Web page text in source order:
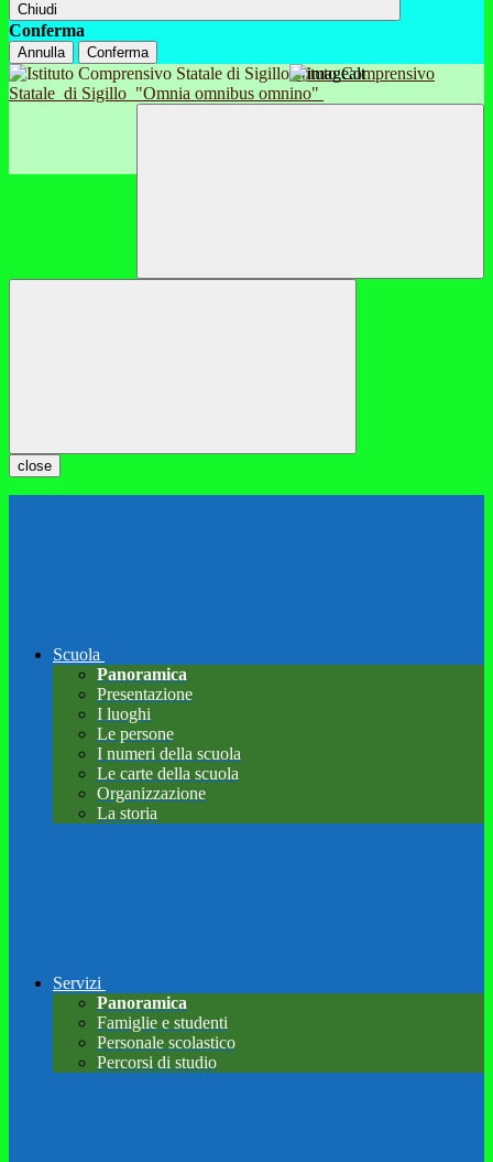
Chiudi
Conferma
Annulla Conferma
Istituto Comprensivo
Statale di Sigillo "Omnia omnibus omnino"
close
Scuola
Panoramica
Presentazione
I luoghi
Le persone
I numeri della scuola
Le carte della scuola
Organizzazione
La storia
Servizi
Panoramica
Famiglie e studenti
Personale scolastico
Percorsi di studio